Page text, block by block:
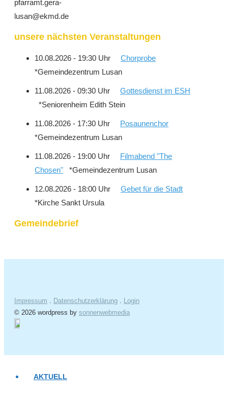
pfarramt.gera-
lusan@ekmd.de
unsere nächsten Veranstaltungen
10.08.2026 - 19:30 Uhr Chorprobe
*Gemeindezentrum Lusan
11.08.2026 - 09:30 Uhr Gottesdienst im ESH
*Seniorenheim Edith Stein
11.08.2026 - 17:30 Uhr Posaunenchor
*Gemeindezentrum Lusan
11.08.2026 - 19:00 Uhr Filmabend "The
Chosen" *Gemeindezentrum Lusan
12.08.2026 - 18:00 Uhr Gebet für die Stadt
*Kirche Sankt Ursula
Gemeindebrief
Impressum . Datenschutzerklärung . Login
© 2026 wordpress by sonnenwebmedia
AKTUELL